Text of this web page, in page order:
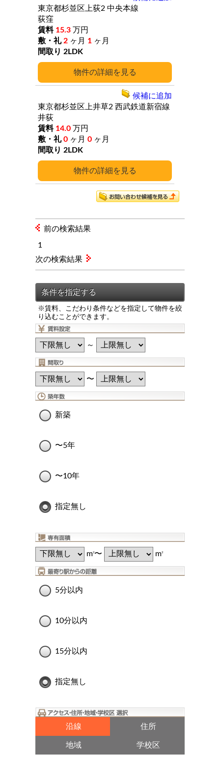
詳細
東京都杉並区上荻2 中央本線
荻窪
15.3 万円
2 ヶ月 1 ヶ月
2LDK
詳細
東京都杉並区上井草2 西武鉄道新宿線
井荻
14.0 万円
0 ヶ月 0 ヶ月
2LDK
候補に追加
前の検索結果
1
※賃料、こだわり条件などを指定して物件を絞
り込むことができます。
～
〜
新築
〜5年
〜10年
指定無し
m2〜 m2
5分以内
10分以内
15分以内
指定無し
沿線 住所
地域 学校区